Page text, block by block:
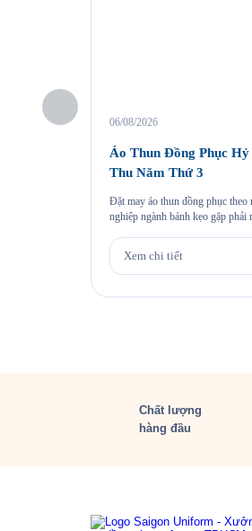
06/08/2026
Áo Thun Đồng Phục
Thu Năm Thứ 3
Đặt may áo thun đồng phục theo
nghiệp ngành bánh kẹo gặp
Lâm Môn lại cùng Saigon
Xem chi tiết
Chất lượng
hàng đầu